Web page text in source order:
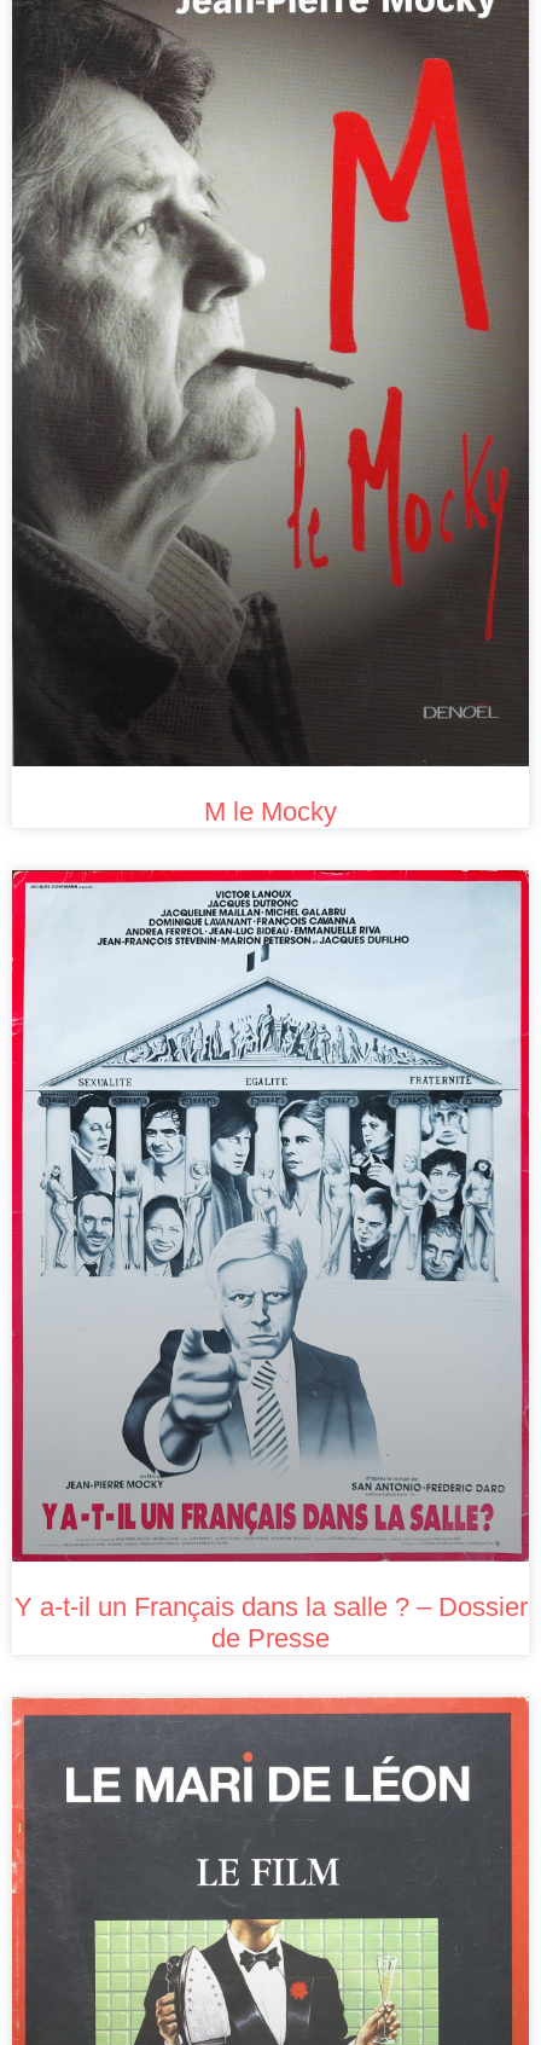
M le Mocky
Y a-t-il un Français dans la salle ? – Dossier
de Presse